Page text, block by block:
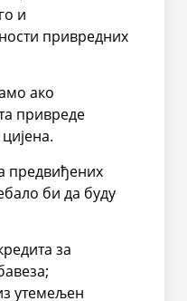
и
привредних
ако
привреде
предвиђених
би да буду
за
обавеза;
утемељен